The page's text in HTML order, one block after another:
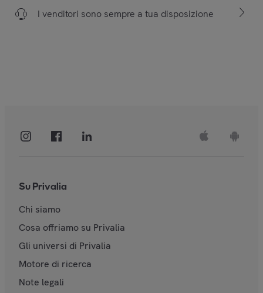
I venditori sono sempre a tua disposizione
Su Privalia
Chi siamo
Cosa offriamo su Privalia
Gli universi di Privalia
Motore di ricerca
Note legali